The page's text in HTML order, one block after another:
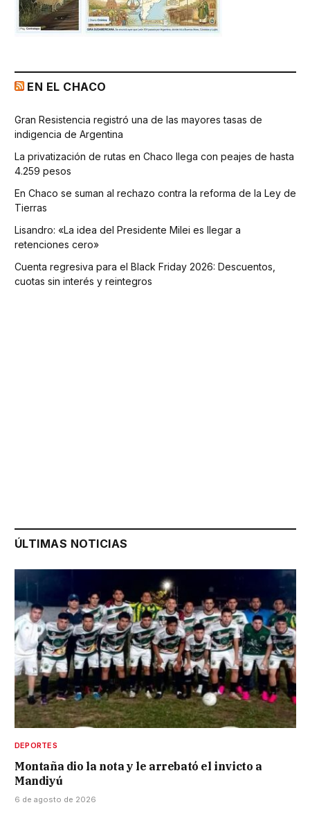
EN EL CHACO
Gran Resistencia registró una de las mayores tasas de
indigencia de Argentina
La privatización de rutas en Chaco llega con peajes de hasta
4.259 pesos
En Chaco se suman al rechazo contra la reforma de la Ley de
Tierras
Lisandro: «La idea del Presidente Milei es llegar a
retenciones cero»
Cuenta regresiva para el Black Friday 2026: Descuentos,
cuotas sin interés y reintegros
ÚLTIMAS NOTICIAS
DEPORTES
Montaña dio la nota y le arrebató el invicto a
Mandiyú
6 de agosto de 2026